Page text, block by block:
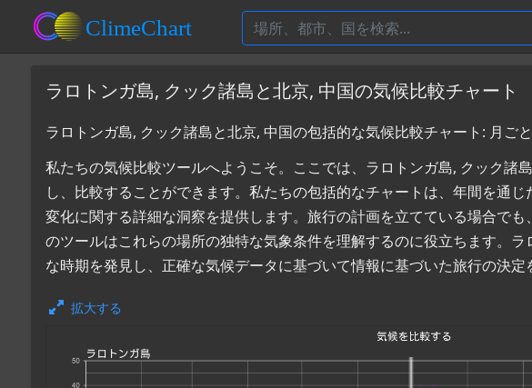
ラロトンガ島, クック諸島と北京, 中国の気候比較チャート
ラロトンガ島, クック諸島と北京, 中国の包括的な気候比較チャート: 月ご
私たちの気候比較ツールへようこそ。ここでは、ラロトンガ島, クック諸
し、比較することができます。私たちの包括的なチャートは、年間を通
変化に関する詳細な洞察を提供します。旅行の計画を立てている場合で
のツールはこれらの場所の独特な気象条件を理解するのに役立ちます。
な時期を発見し、正確な気候データに基づいて情報に基づいた旅行の決定
拡大する